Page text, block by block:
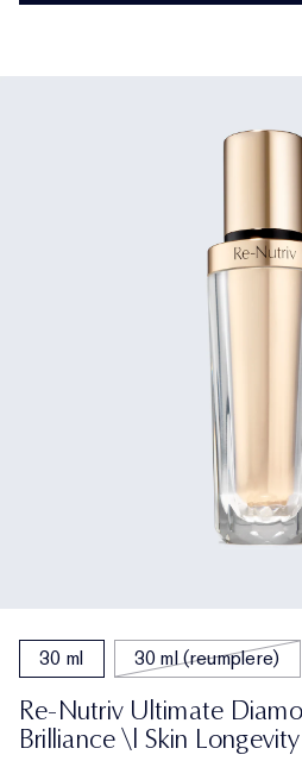
30 ml 30 ml (reumplere)
Re-Nutriv Ultimate
Brilliance \| Skin